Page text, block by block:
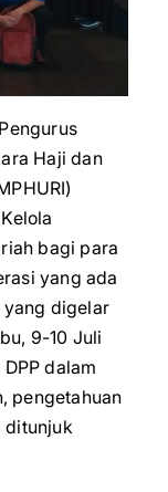
Haji dan
bagi para
yang ada
yang digelar
9-10 Juli
dalam
pengetahuan
ditunjuk